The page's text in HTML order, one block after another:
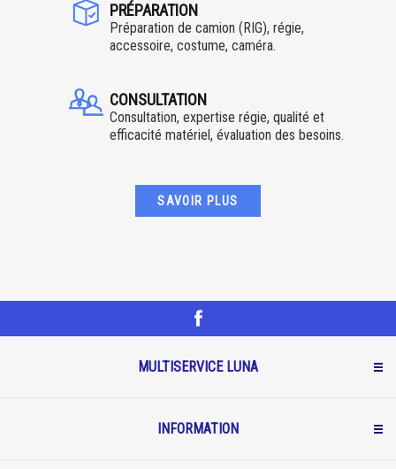
PRÉPARATION
Préparation de camion (RIG), régie,
accessoire, costume, caméra.
CONSULTATION
Consultation, expertise régie, qualité et
efficacité matériel, évaluation des besoins.
SAVOIR PLUS
MULTISERVICE LUNA
INFORMATION